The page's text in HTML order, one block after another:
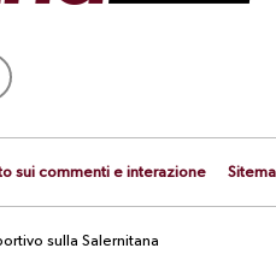
sui commenti e interazione
sulla Salernitana